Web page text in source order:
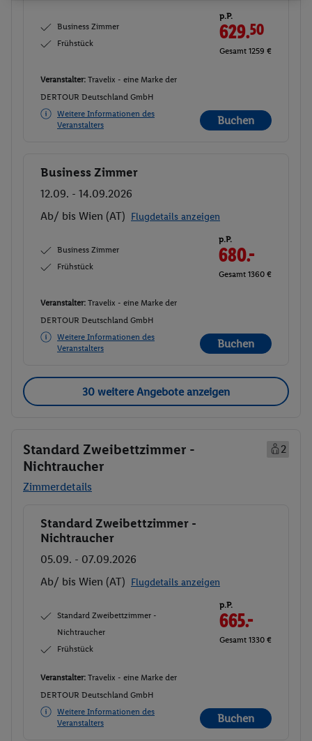
Business Zimmer
Frühstück
p.P.
629.50
Gesamt 1259 €
Veranstalter: Travelix - eine Marke der
DERTOUR Deutschland GmbH
Weitere Informationen des
Veranstalters
Buchen
Buchen
Business Zimmer
12.09. - 14.09.2026
Ab/ bis Wien (AT) Flugdetails anzeigen
Business Zimmer
Frühstück
p.P.
680.-
Gesamt 1360 €
Veranstalter: Travelix - eine Marke der
DERTOUR Deutschland GmbH
Weitere Informationen des
Veranstalters
Buchen
30 weitere Angebote anzeigen
Standard Zweibettzimmer -
Nichtraucher
2
Zimmerdetails
Buchen
Standard Zweibettzimmer -
Nichtraucher
05.09. - 07.09.2026
Ab/ bis Wien (AT) Flugdetails anzeigen
Standard Zweibettzimmer -
Nichtraucher
Frühstück
p.P.
665.-
Gesamt 1330 €
Veranstalter: Travelix - eine Marke der
DERTOUR Deutschland GmbH
Weitere Informationen des
Veranstalters
Buchen